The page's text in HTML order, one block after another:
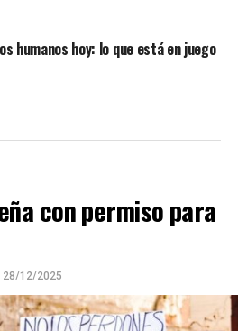
humanos hoy: lo que está en juego
con permiso para
28/12/2025